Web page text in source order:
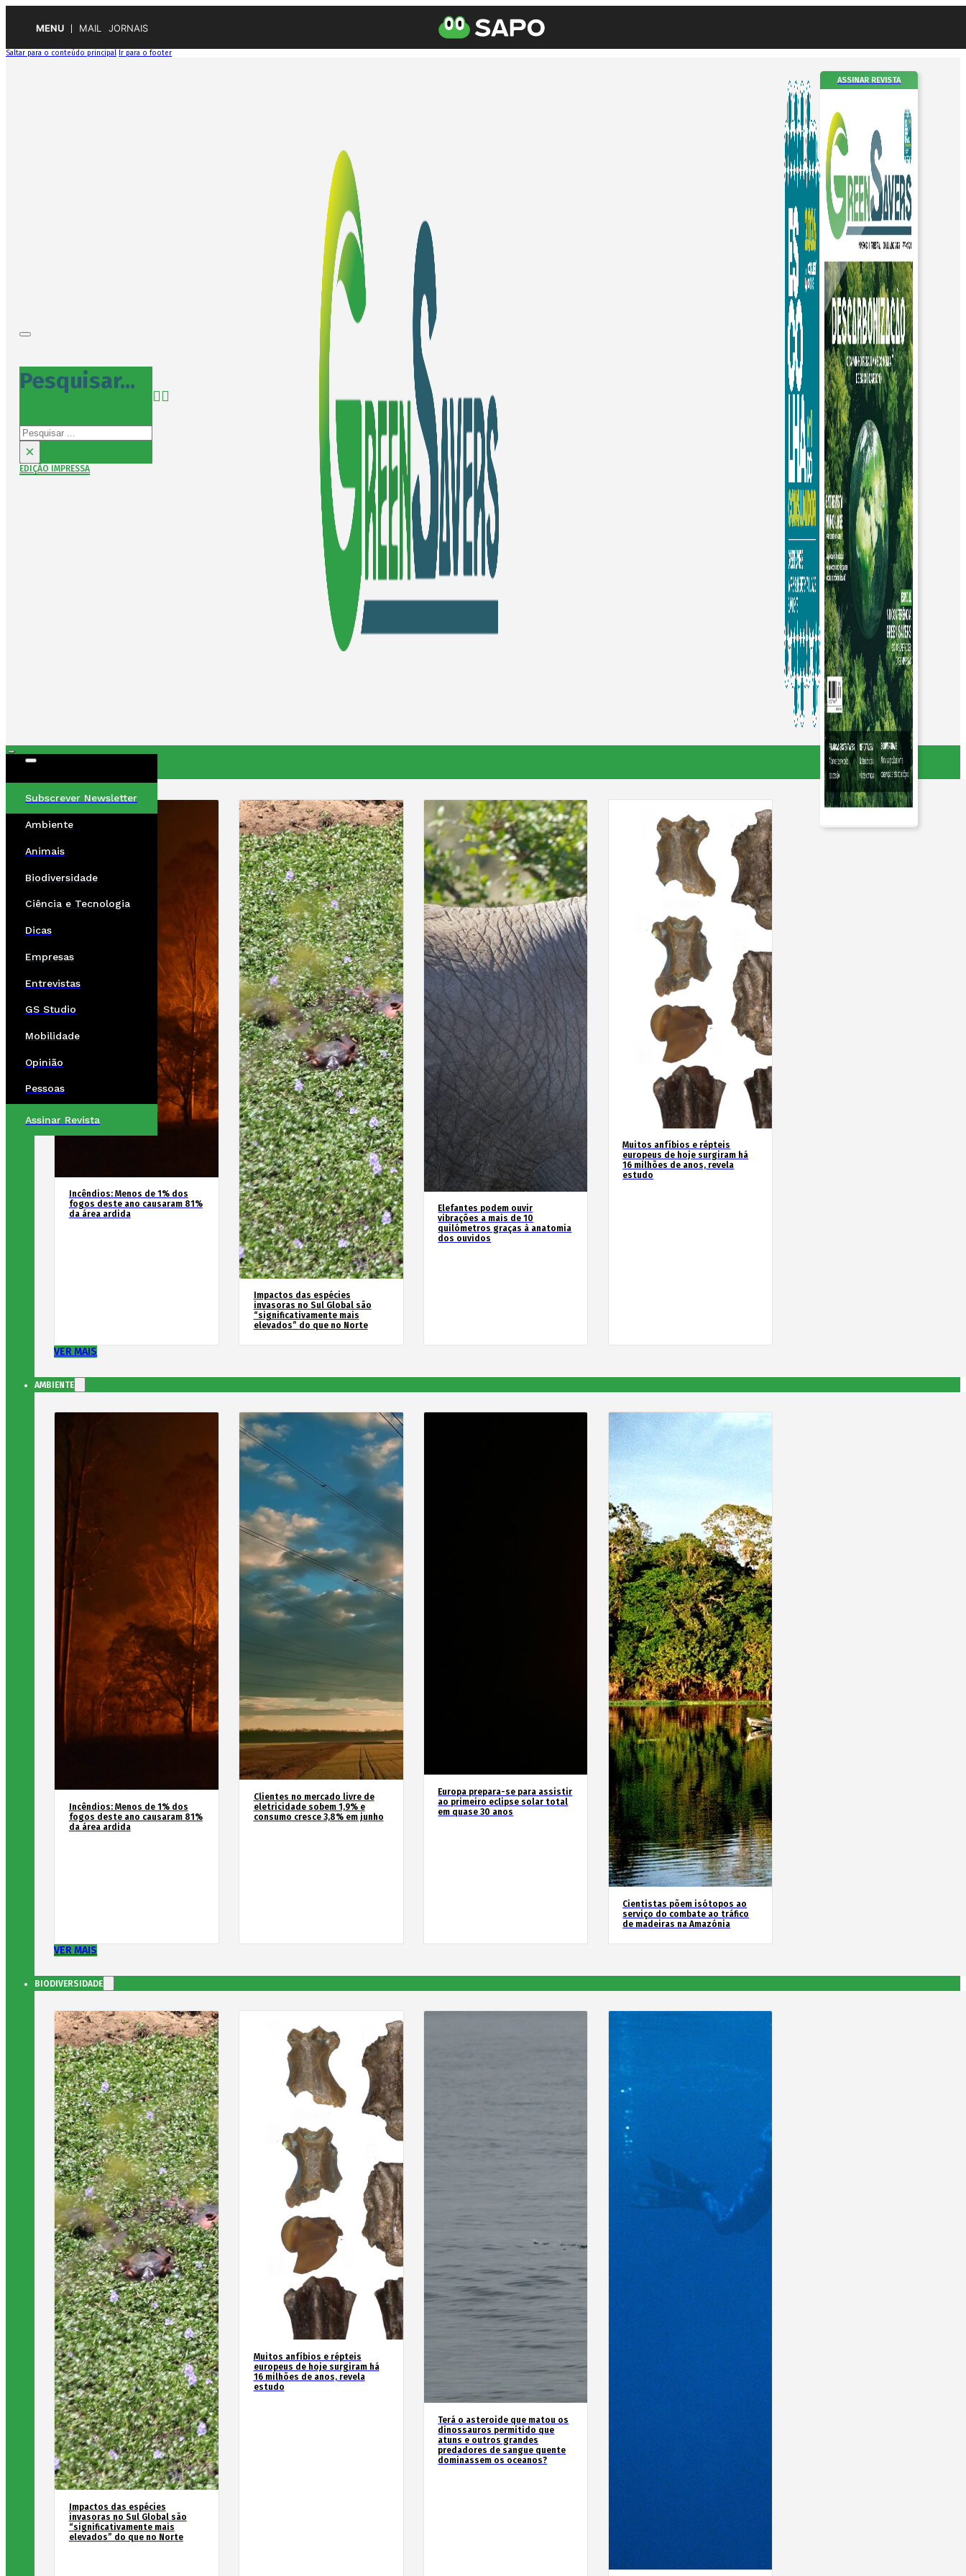
MENU MAIL JORNAIS
Saltar para o conteúdo principal Ir para o footer
Pesquisar...
Pesquisar
×
EDIÇÃO IMPRESSA
ASSINAR REVISTA
Subscrever Newsletter
Ambiente
Animais
Biodiversidade
Ciência e Tecnologia
Dicas
Empresas
Entrevistas
GS Studio
Mobilidade
Opinião
Pessoas
Assinar Revista
Incêndios: Menos de 1% dos
fogos deste ano causaram 81%
da área ardida
Impactos das espécies
invasoras no Sul Global são
“significativamente mais
elevados” do que no Norte
Elefantes podem ouvir
vibrações a mais de 10
quilómetros graças à anatomia
dos ouvidos
Muitos anfíbios e répteis
europeus de hoje surgiram há
16 milhões de anos, revela
estudo
VER MAIS
AMBIENTE
Incêndios: Menos de 1% dos
fogos deste ano causaram 81%
da área ardida
Clientes no mercado livre de
eletricidade sobem 1,9% e
consumo cresce 3,8% em junho
Europa prepara-se para assistir
ao primeiro eclipse solar total
em quase 30 anos
Cientistas põem isótopos ao
serviço do combate ao tráfico
de madeiras na Amazónia
VER MAIS
BIODIVERSIDADE
Impactos das espécies
invasoras no Sul Global são
“significativamente mais
elevados” do que no Norte
Muitos anfíbios e répteis
europeus de hoje surgiram há
16 milhões de anos, revela
estudo
Terá o asteroide que matou os
dinossauros permitido que
atuns e outros grandes
predadores de sangue quente
dominassem os oceanos?